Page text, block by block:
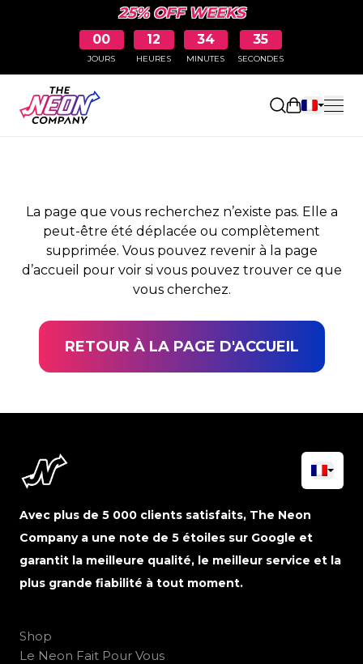
25% OFF WEEKS
00
JOURS
12
HEURES
34
MINUTES
35
SECONDES
Ouvrir le
PAGE NON TROUVÉE
La page que vous recherchez n’existe pas. Elle a
peut-être été déplacée ou complètement
supprimée. Vous pouvez revenir à la page
d’accueil pour voir si vous pouvez trouver ce que
vous cherchez.
RETOUR À LA PAGE D'ACCUEIL
Avec plus de 5 000 clients satisfaits, The Neon
Company a une note de 5 étoiles sur Google et
garantit la meilleure qualité, le meilleur service et la
plus grande fiabilité à tout moment.
Shop
Le Neon Fait Pour Vous